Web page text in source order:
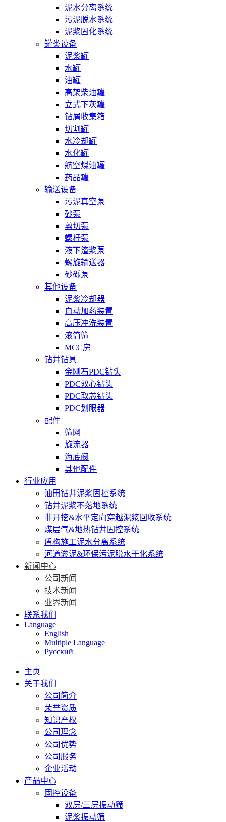
泥水分离系统
污泥脱水系统
泥浆固化系统
罐类设备
泥浆罐
水罐
油罐
高架柴油罐
立式下灰罐
钻屑收集箱
切割罐
水冷却罐
水化罐
航空煤油罐
药品罐
输送设备
污泥真空泵
砂泵
剪切泵
螺杆泵
液下渣浆泵
螺旋输送器
砂砾泵
其他设备
泥浆冷却器
自动加药装置
高压冲洗装置
滚筒筛
MCC房
钻井钻具
金刚石PDC钻头
PDC双心钻头
PDC取芯钻头
PDC划眼器
配件
筛网
旋流器
海底阀
其他配件
行业应用
油田钻井泥浆固控系统
钻井泥浆不落地系统
非开挖&水平定向穿越泥浆回收系统
煤层气&地热钻井固控系统
盾构施工泥水分离系统
河道淤泥&环保污泥脱水干化系统
新闻中心
公司新闻
技术新闻
业界新闻
联系我们
Language
English
Multiple Language
Русский
主页
关于我们
公司简介
荣誉资质
知识产权
公司理念
公司优势
公司服务
企业活动
产品中心
固控设备
双层/三层振动筛
泥浆振动筛